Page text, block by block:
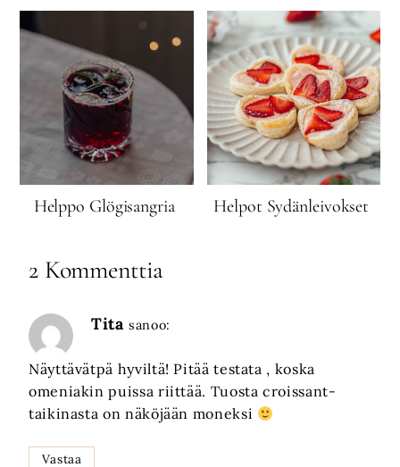
Helppo Glögisangria Helpot Sydänleivokset
2 Kommenttia
Tita sanoo:
Näyttävätpä hyviltä! Pitää testata , koska
omeniakin puissa riittää. Tuosta croissant-
taikinasta on näköjään moneksi
Vastaa